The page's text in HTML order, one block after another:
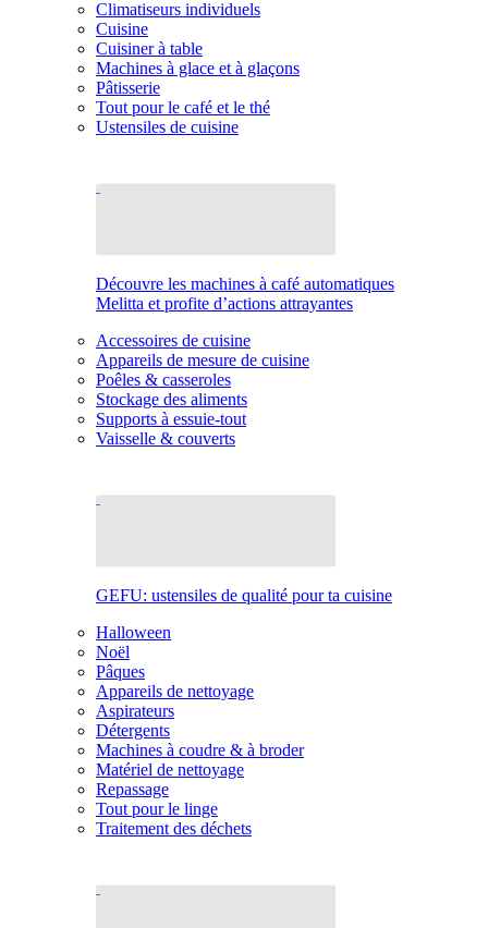
Climatiseurs individuels
Cuisine
Cuisiner à table
Machines à glace et à glaçons
Pâtisserie
Tout pour le café et le thé
Ustensiles de cuisine
Découvre les machines à café automatiques
Melitta et profite d’actions attrayantes
Accessoires de cuisine
Appareils de mesure de cuisine
Poêles & casseroles
Stockage des aliments
Supports à essuie-tout
Vaisselle & couverts
GEFU: ustensiles de qualité pour ta cuisine
Halloween
Noël
Pâques
Appareils de nettoyage
Aspirateurs
Détergents
Machines à coudre & à broder
Matériel de nettoyage
Repassage
Tout pour le linge
Traitement des déchets